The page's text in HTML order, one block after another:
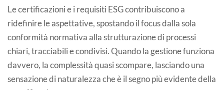
Le certificazioni e i requisiti ESG contribuiscono a
ridefinire le aspettative, spostando il focus dalla sola
conformità normativa alla strutturazione di processi
chiari, tracciabili e condivisi. Quando la gestione funziona
davvero, la complessità quasi scompare, lasciando una
sensazione di naturalezza che è il segno più evidente della